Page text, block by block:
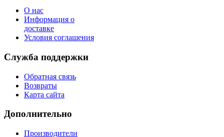
О нас
Информация о
доставке
Условия соглашения
Служба поддержки
Обратная связь
Возвраты
Карта сайта
Дополнительно
Производители